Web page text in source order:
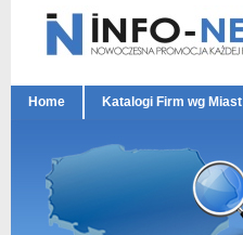
Home Katalogi Firm wg Miast